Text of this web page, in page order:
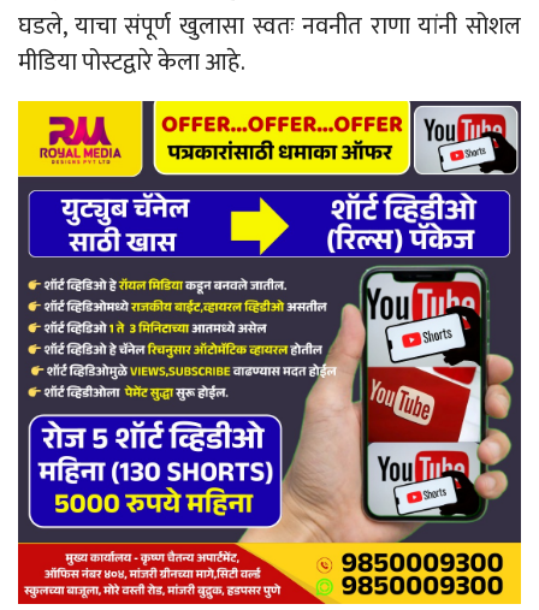
घडले, याचा संपूर्ण खुलासा स्वतः नवनीत राणा यांनी सोशल
मीडिया पोस्टद्वारे केला आहे.